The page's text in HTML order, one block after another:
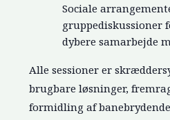
Sociale
gruppediskussioner
dybere samarbejde
Alle sessioner er
brugbare løsninger,
formidling af